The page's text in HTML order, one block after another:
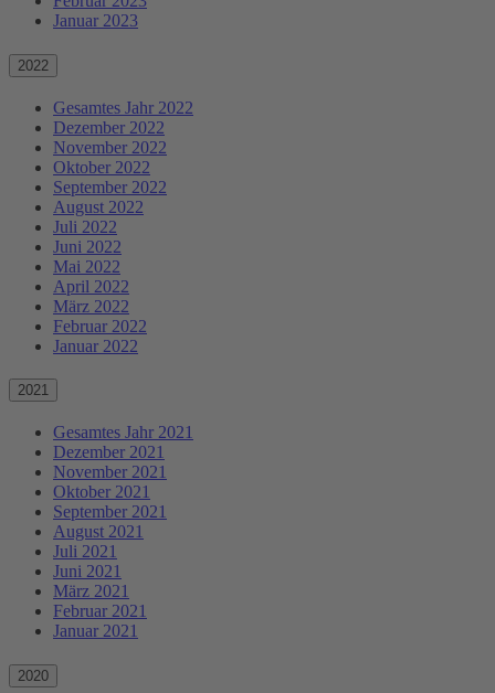
Januar 2023
2022
Gesamtes Jahr 2022
Dezember 2022
November 2022
Oktober 2022
September 2022
August 2022
Juli 2022
Juni 2022
Mai 2022
April 2022
März 2022
Februar 2022
Januar 2022
2021
Gesamtes Jahr 2021
Dezember 2021
November 2021
Oktober 2021
September 2021
August 2021
Juli 2021
Juni 2021
März 2021
Februar 2021
Januar 2021
2020